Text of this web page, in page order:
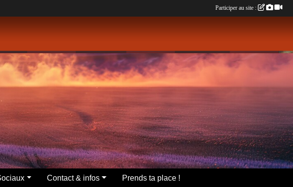
Contact & infos Prends ta place !
Participer au site :